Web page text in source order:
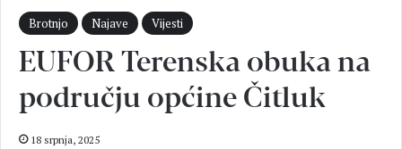
Brotnjo Najave Vijesti
EUFOR Terenska obuka na
području općine Čitluk
18 srpnja, 2025